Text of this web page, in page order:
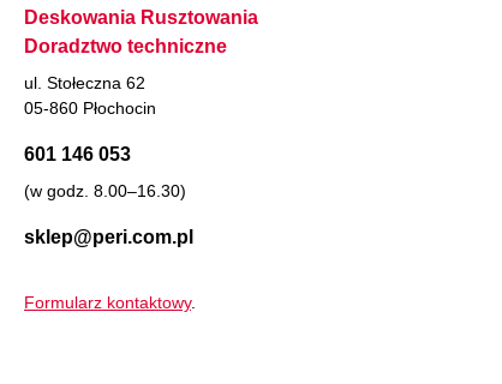
Deskowania Rusztowania
Doradztwo techniczne
ul. Stołeczna 62
05-860 Płochocin
601 146 053
(w godz. 8.00–16.30)
sklep@peri.com.pl
Formularz kontaktowy.